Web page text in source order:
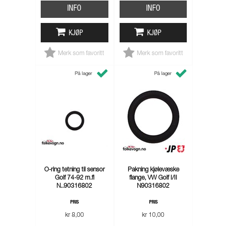
INFO
KJØP
Merk som favoritt
INFO
KJØP
Merk som favoritt
På lager
O-ring tetning til sensor
Golf 74-92 m.fl
N..90316802
PRIS
kr 8,00
På lager
Pakning kjølevæske
flange, VW Golf I/II
N90316802
PRIS
kr 10,00